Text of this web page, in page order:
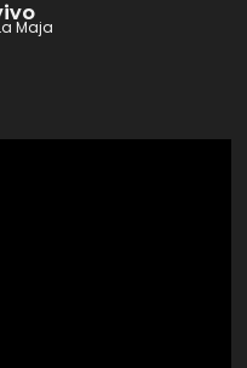
Maja